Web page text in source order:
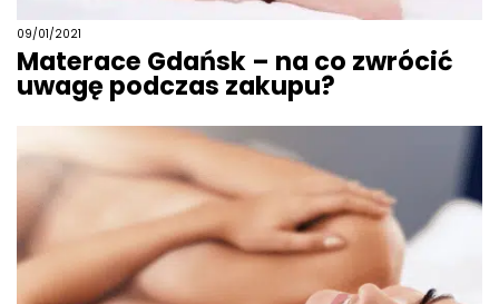
09/01/2021
Materace Gdańsk – na co zwrócić
uwagę podczas zakupu?